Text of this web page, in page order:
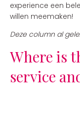
experience een
willen meemaken!
Deze column al
Where is
service